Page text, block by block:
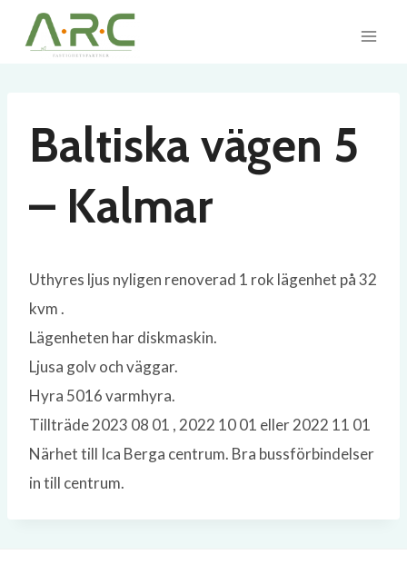
Baltiska vägen 5
– Kalmar
Uthyres ljus nyligen renoverad 1 rok lägenhet på 32
kvm .
Lägenheten har diskmaskin.
Ljusa golv och väggar.
Hyra 5016 varmhyra.
Tillträde 2023 08 01 , 2022 10 01 eller 2022 11 01
Närhet till Ica Berga centrum. Bra bussförbindelser
in till centrum.